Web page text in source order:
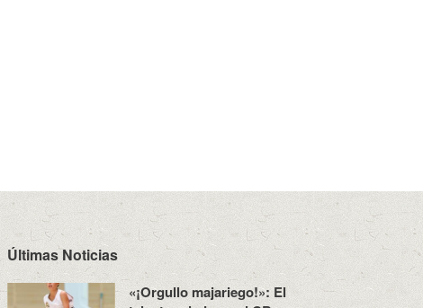
Últimas Noticias
«¡Orgullo majariego!»: El